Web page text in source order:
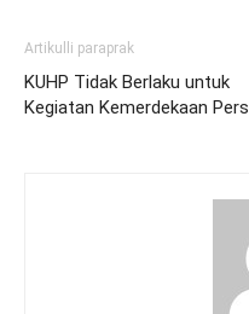
Artikulli paraprak
KUHP Tidak Berlaku untuk
Kegiatan Kemerdekaan Pers